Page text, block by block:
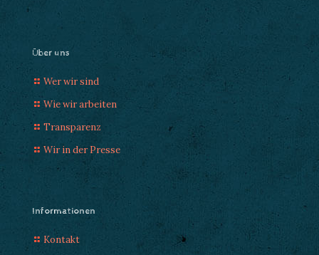
Über uns
Wer wir sind
Wie wir arbeiten
Transparenz
Wir in der Presse
Informationen
Kontakt